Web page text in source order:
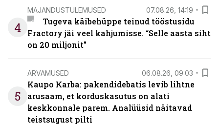
4
MAJANDUSTULEMUSED 07.08.26, 14:19
Tugeva käibehüppe teinud tööstusidu
Fractory jäi veel kahjumisse. “Selle aasta siht
on 20 miljonit”
5
ARVAMUSED 06.08.26, 09:03
Kaupo Karba: pakendidebatis levib lihtne
arusaam, et korduskasutus on alati
keskkonnale parem. Analüüsid näitavad
teistsugust pilti